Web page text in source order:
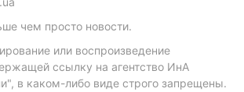
чем просто новости.
или воспроизведение
ссылку на агентство ИнА
в каком-либо виде строго запрещены.